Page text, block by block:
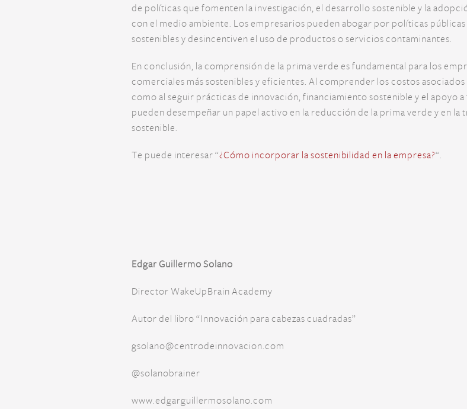
de políticas que fomenten la investigación, el desarrollo sostenible y la
con el medio ambiente. Los empresarios pueden abogar por políticas
sostenibles y desincentiven el uso de productos o servicios contaminantes.
En conclusión, la comprensión de la prima verde es fundamental para los
comerciales más sostenibles y eficientes. Al comprender los costos
como al seguir prácticas de innovación, financiamiento sostenible y el apoyo
pueden desempeñar un papel activo en la reducción de la prima verde y en la
sostenible.
Te puede interesar “¿Cómo incorporar la sostenibilidad en la empresa?“.
Edgar Guillermo Solano
Director WakeUpBrain Academy
Autor del libro “Innovación para cabezas cuadradas”
gsolano@centrodeinnovacion.com
@solanobrainer
www.edgarguillermosolano.com